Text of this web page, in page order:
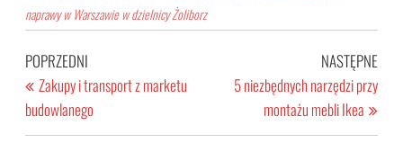
naprawy w Warszawie w dzielnicy Żoliborz
Nawigacja
wpisu
Poprzedni
wpis
POPRZEDNI
Zakupy i transport z marketu
budowlanego
wpis
NASTĘPNE
5 niezbędnych narzędzi przy
montażu mebli Ikea